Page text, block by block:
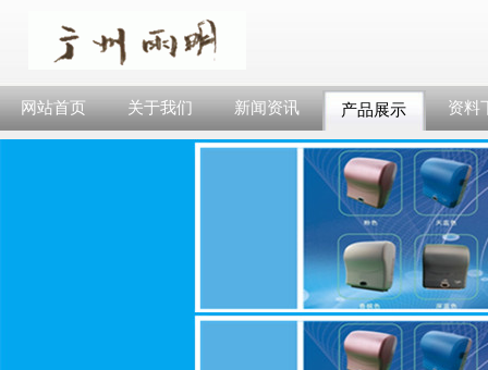
网站首页 关于我们 新闻资讯 产品展示 资料